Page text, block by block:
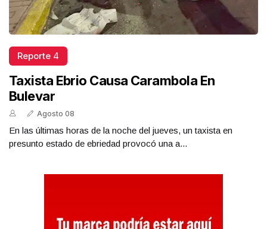
Reporte 4
Taxista Ebrio Causa Carambola En
Bulevar
Agosto 08
En las últimas horas de la noche del jueves, un taxista en
presunto estado de ebriedad provocó una a...